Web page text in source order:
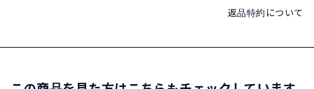
返品特約について